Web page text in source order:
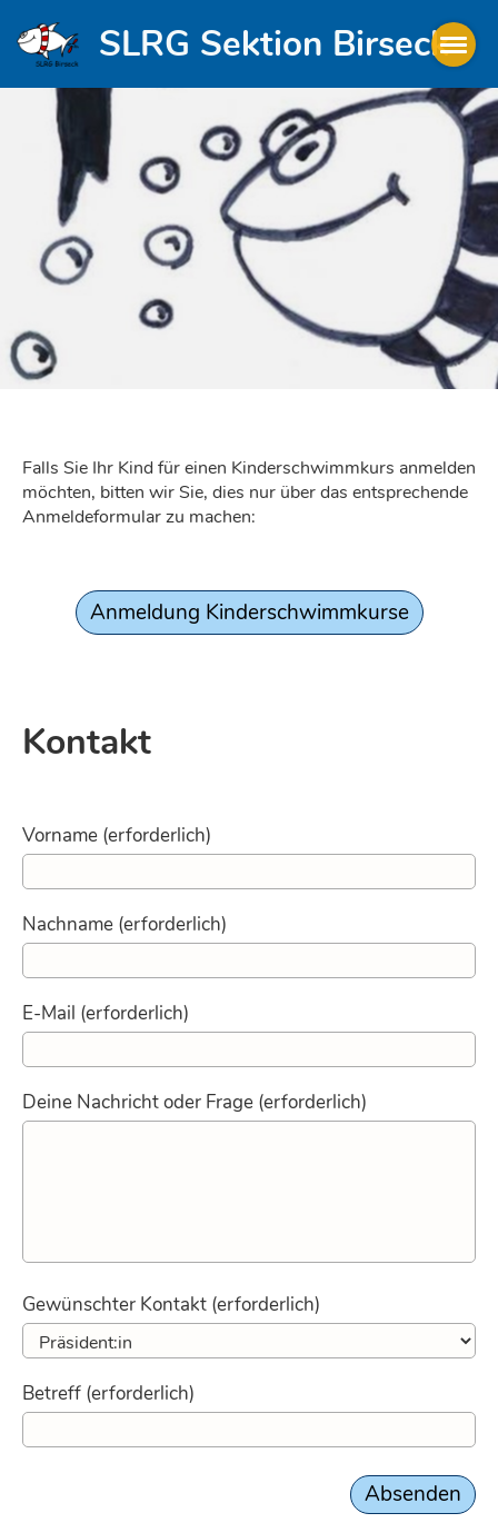
SLRG Sektion Birseck
Falls Sie Ihr Kind für einen Kinderschwimmkurs anmelden
möchten, bitten wir Sie, dies nur über das entsprechende
Anmeldeformular zu machen:
Anmeldung Kinderschwimmkurse
Kontakt
Vorname (erforderlich)
Nachname (erforderlich)
E-Mail (erforderlich)
Deine Nachricht oder Frage (erforderlich)
Gewünschter Kontakt (erforderlich)
Betreff (erforderlich)